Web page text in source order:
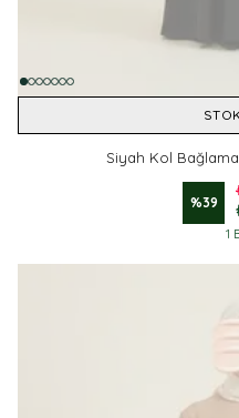
Siyah Kol
%39
1